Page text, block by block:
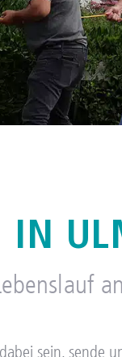
IN
sein, sende